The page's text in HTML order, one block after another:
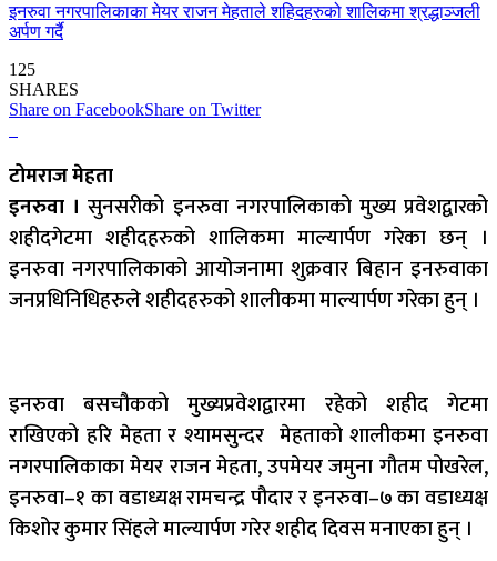
इनरुवा नगरपालिकाका मेयर राजन मेहताले शहिदहरुको शालिकमा श्रद्धाञ्जली
अर्पण गर्दै
125
SHARES
Share on FacebookShare on Twitter
टोमराज मेहता
इनरुवा । सुनसरीको इनरुवा नगरपालिकाको मुख्य प्रवेशद्वारको
शहीदगेटमा शहीदहरुको शालिकमा माल्यार्पण गरेका छन् ।
इनरुवा नगरपालिकाको आयोजनामा शुक्रवार बिहान इनरुवाका
जनप्रधिनिधिहरुले शहीदहरुको शालीकमा माल्यार्पण गरेका हुन् ।
इनरुवा बसचौकको मुख्यप्रवेशद्वारमा रहेको शहीद गेटमा
राखिएको हरि मेहता र श्यामसुन्दर मेहताको शालीकमा इनरुवा
नगरपालिकाका मेयर राजन मेहता, उपमेयर जमुना गौतम पोखरेल,
इनरुवा–१ का वडाध्यक्ष रामचन्द्र पौदार र इनरुवा–७ का वडाध्यक्ष
किशोर कुमार सिंहले माल्यार्पण गरेर शहीद दिवस मनाएका हुन् ।